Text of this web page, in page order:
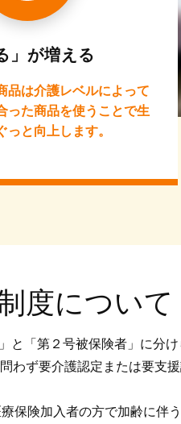
」が増える
品は介護レベルによって
った商品を使うことで生
っと向上します。
度について
「第２号被保険者」に分け
わず要介護認定または要支
保険加入者の方で加齢に伴